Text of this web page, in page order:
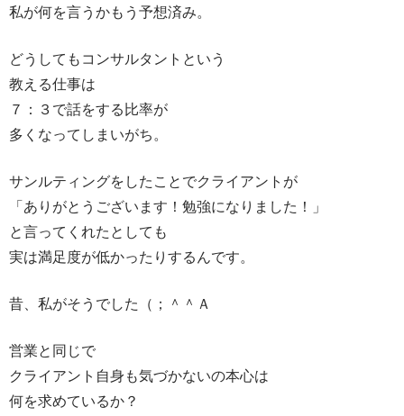
私が何を言うかもう予想済み。
どうしてもコンサルタントという
教える仕事は
７：３で話をする比率が
多くなってしまいがち。
サンルティングをしたことでクライアントが
「ありがとうございます！勉強になりました！」
と言ってくれたとしても
実は満足度が低かったりするんです。
昔、私がそうでした（；＾＾Ａ
営業と同じで
クライアント自身も気づかないの本心は
何を求めているか？